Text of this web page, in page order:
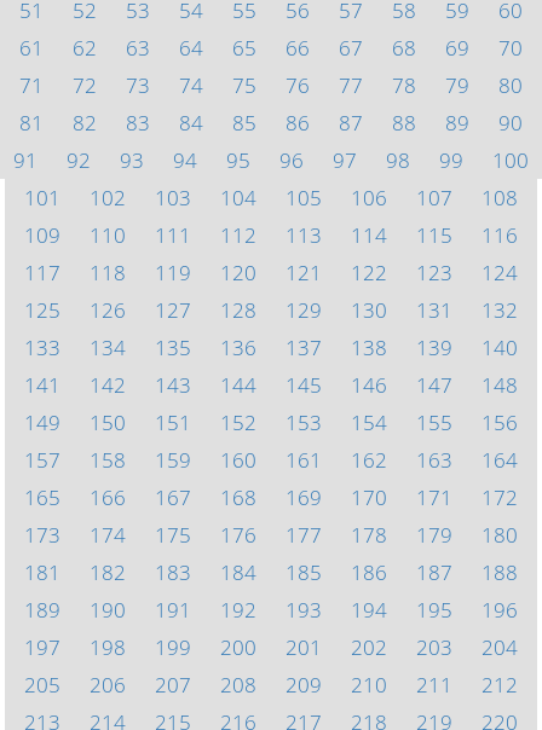
51
52 53 54 55 56 57 58 59
60
61
62 63 64 65 66 67 68 69
70
71
72 73 74 75 76 77 78 79
80
81
82 83 84 85 86 87 88 89
90
91
92 93 94 95 96 97 98 99
100
101
102 103 104 105 106 107
108
109
110 111 112 113 114 115
116
117
118 119 120 121 122 123
124
125
126 127 128 129 130 131
132
133
134 135 136 137 138 139
140
141
142 143 144 145 146 147
148
149
150 151 152 153 154 155
156
157
158 159 160 161 162 163
164
165
166 167 168 169 170 171
172
173
174 175 176 177 178 179
180
181
182 183 184 185 186 187
188
189
190 191 192 193 194 195
196
197
198 199 200 201 202 203
204
205
206 207 208 209 210 211
212
213
214 215 216 217 218 219 220